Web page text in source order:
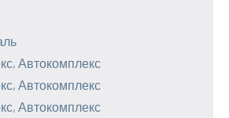
Автокомплекс
Автокомплекс
Автокомплекс